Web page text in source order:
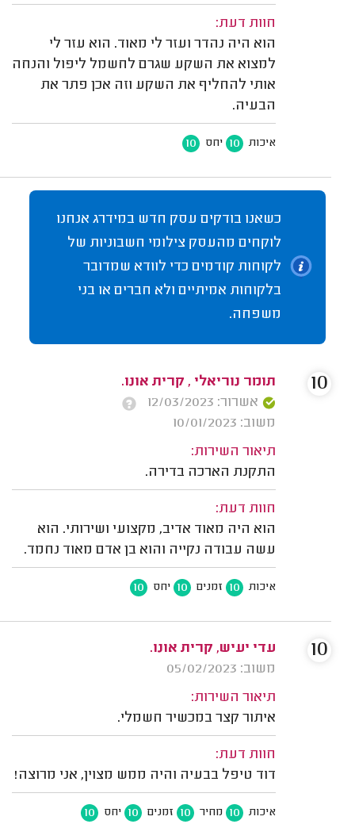
חוות דעת:
הוא היה נהדר ועזר לי מאוד. הוא עזר לי
למצוא את השקע שגרם לחשמל ליפול והנחה
אותי להחליף את השקע וזה אכן פתר את
הבעיה.
איכות 10 יחס 10
כשאנו בודקים עסק חדש במידרג אנחנו
לוקחים מהעסק צילומי חשבוניות של
לקוחות קודמים כדי לוודא שמדובר
בלקוחות אמיתיים ולא חברים או בני
משפחה.
תומר נוריאלי , קרית אונו.
אשרור: 12/03/2023
משוב: 10/01/2023
תיאור השירות:
התקנת הארכה בדירה.
חוות דעת:
הוא היה מאוד אדיב, מקצועי ושירותי. הוא
עשה עבודה נקייה והוא בן אדם מאוד נחמד.
איכות 10 זמנים 10 יחס 10
10
עדי יעיש, קרית אונו.
משוב: 05/02/2023
תיאור השירות:
איתור קצר במכשיר חשמלי.
חוות דעת:
דוד טיפל בבעיה והיה ממש מצוין, אני מרוצה!
איכות 10 מחיר 10 זמנים 10 יחס 10
10